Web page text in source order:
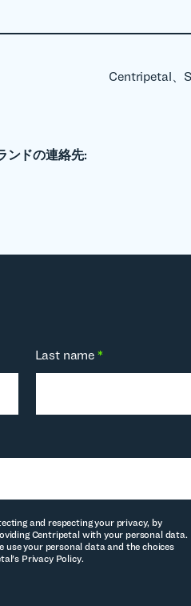
Centripetal、
ンドの連絡先:
Last name *
and respecting your privacy, by
Centripetal with your personal data.
your personal data and the choices
Privacy Policy.